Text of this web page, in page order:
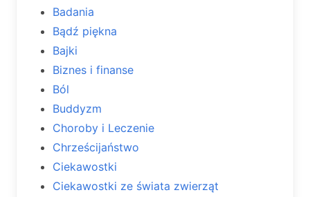
Badania
Bądź piękna
Bajki
Biznes i finanse
Ból
Buddyzm
Choroby i Leczenie
Chrześcijaństwo
Ciekawostki
Ciekawostki ze świata zwierząt